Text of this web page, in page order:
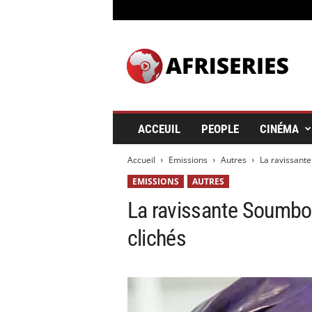
ACCEUIL PEOPLE CINÉMA
Accueil Emissions Autres
La
EMISSIONS
AUTRES
La ravissante
clichés